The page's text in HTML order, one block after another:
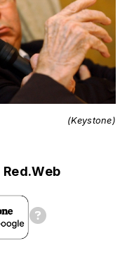
(Keystone)
Red.Web